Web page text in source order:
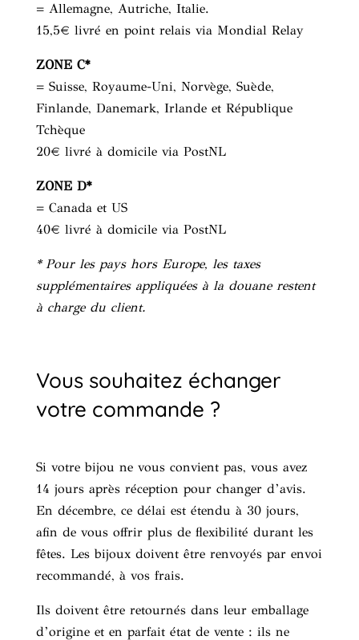
= Allemagne, Autriche, Italie.
15,5€ livré en point relais via Mondial Relay
ZONE C*
= Suisse, Royaume-Uni, Norvège, Suède,
Finlande, Danemark, Irlande et République
Tchèque
20€ livré à domicile via PostNL
ZONE D*
= Canada et US
40€ livré à domicile via PostNL
* Pour les pays hors Europe, les taxes
supplémentaires appliquées à la douane restent
à charge du client.
Vous souhaitez échanger
votre commande ?
Si votre bijou ne vous convient pas, vous avez
14 jours après réception pour changer d’avis.
En décembre, ce délai est étendu à 30 jours,
afin de vous offrir plus de flexibilité durant les
fêtes. Les bijoux doivent être renvoyés par envoi
recommandé, à vos frais.
Ils doivent être retournés dans leur emballage
d’origine et en parfait état de vente : ils ne